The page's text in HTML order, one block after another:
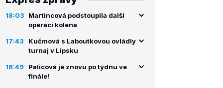
18:03
Martincová podstoupila další
operaci kolena
17:43
Kučmová s Laboutkovou ovládly
turnaj v Lipsku
16:49
Palicová je znovu po týdnu ve
finále!